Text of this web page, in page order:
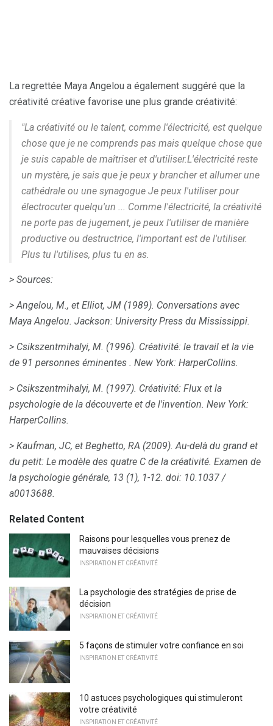
La regrettée Maya Angelou a également suggéré que la
créativité créative favorise une plus grande créativité:
"La créativité ou le talent, comme l'électricité, est quelque
chose que je ne comprends pas mais quelque chose que
je suis capable de maîtriser et d'utiliser.L'électricité reste
un mystère, je sais que je peux y brancher et allumer une
cathédrale ou une synagogue Je peux l'utiliser pour
électrocuter quelqu'un ... Comme l'électricité, la créativité
ne porte pas de jugement, je peux l'utiliser de manière
productive ou destructrice, l'important est de l'utiliser.
Plus tu l'utilises, plus tu en as.
> Sources:
> Angelou, M., et Elliot, JM (1989). Conversations avec
Maya Angelou. Jackson: University Press du Mississippi.
> Csikszentmihalyi, M. (1996). Créativité: le travail et la vie
de 91 personnes éminentes . New York: HarperCollins.
> Csikszentmihalyi, M. (1997). Créativité: Flux et la
psychologie de la découverte et de l'invention. New York:
HarperCollins.
> Kaufman, JC, et Beghetto, RA (2009). Au-delà du grand et
du petit: Le modèle des quatre C de la créativité. Examen de
la psychologie générale, 13 (1), 1-12. doi: 10.1037 /
a0013688.
Related Content
Raisons pour lesquelles vous prenez de
mauvaises décisions
INSPIRATION ET CRÉATIVITÉ
La psychologie des stratégies de prise de
décision
INSPIRATION ET CRÉATIVITÉ
5 façons de stimuler votre confiance en soi
INSPIRATION ET CRÉATIVITÉ
10 astuces psychologiques qui stimuleront
votre créativité
INSPIRATION ET CRÉATIVITÉ